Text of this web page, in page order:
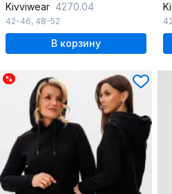
Kivviwear 4270.04
42-46, 48-52
В корзину
42
%